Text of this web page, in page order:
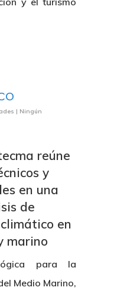
| Ningún
reúne
y
en una
de
en
marino
para la
Medio Marino,